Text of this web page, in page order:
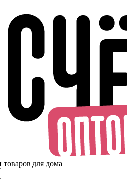
товаров для дома